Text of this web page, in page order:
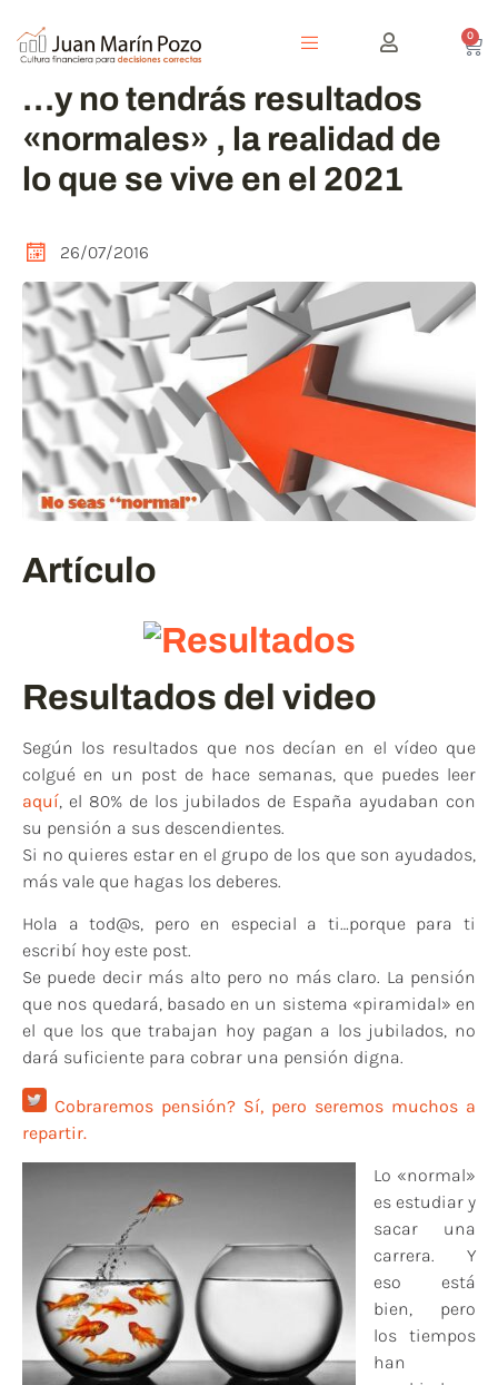
0
…y no tendrás resultados
«normales» , la realidad de
lo que se vive en el 2021
26/07/2016
Artículo
Resultados del video
Según los resultados que nos decían en el vídeo que
colgué en un post de hace semanas, que puedes leer
aquí, el 80% de los jubilados de España ayudaban con
su pensión a sus descendientes.
Si no quieres estar en el grupo de los que son ayudados,
más vale que hagas los deberes.
Hola a tod@s, pero en especial a ti…porque para ti
escribí hoy este post.
Se puede decir más alto pero no más claro. La pensión
que nos quedará, basado en un sistema «piramidal» en
el que los que trabajan hoy pagan a los jubilados, no
dará suficiente para cobrar una pensión digna.
Cobraremos pensión? Sí, pero seremos muchos a
repartir.
Lo «normal»
es estudiar y
sacar una
carrera. Y
eso está
bien, pero
los tiempos
han